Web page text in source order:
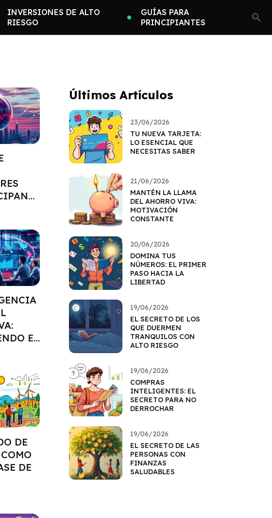
INVERSIONES DE ALTO
RIESGO
GUÍAS PARA
PRINCIPIANTES
EL
DE
DE
Últimos Artículos
23/06/2026
TU NUEVA TARJETA:
LO ESENCIAL QUE
NECESITAS SABER
21/06/2026
MANTÉN LA LLAMA
DEL AHORRO VIVA:
MOTIVACIÓN
CONSTANTE
20/06/2026
DOMINA TUS
NÚMEROS: EL PRIMER
PASO HACIA LA
LIBERTAD
19/06/2026
EL SECRETO DE LOS
QUE DUERMEN
TRANQUILOS CON
ALTO RIESGO
19/06/2026
COMPRAS
INTELIGENTES: EL
SECRETO PARA NO
DERROCHAR
19/06/2026
EL SECRETO DE LAS
PERSONAS CON
FINANZAS
SALUDABLES